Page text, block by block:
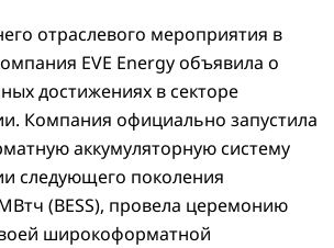
отраслевого мероприятия в
EVE Energy объявила о
достижениях в секторе
Компания официально запустила
аккумуляторную систему
следующего поколения
(BESS), провела церемонию
широкоформатной